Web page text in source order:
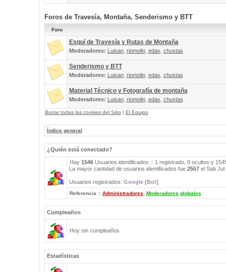
Foros de Travesía, Montaña, Senderismo y BTT
Foro
Esquí de Travesía y Rutas de Montaña
Moderadores: Luisan, riomolin, edax chustas
Senderismo y BTT
Moderadores: Luisan, riomolin, edax chustas
Material Técnico y Fotografía de montaña
Moderadores: Luisan, riomolin, edax chustas
Borrar todas las cookies del Sitio | El Equipo
Índice general
¿Quién está conectado?
Hay 1546Usuarios identificados :: 1 registrado, 0 ocultos y
La mayor cantidad de usuarios identificados fue 2557el Sab Jul
Usuarios registrados: Google [Bot]
Referencia :: Administradores Moderadores globales
Cumpleaños
Hoy sin cumpleaños
Estadísticas